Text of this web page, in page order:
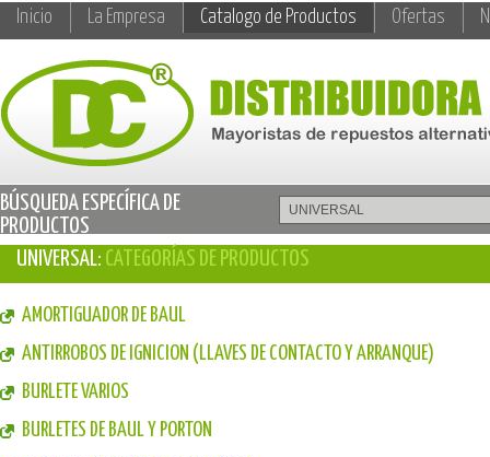
Inicio La Empresa Catalogo de Productos Ofertas
BÚSQUEDA ESPECÍFICA DE
PRODUCTOS
UNIVERSAL: CATEGORÍAS DE PRODUCTOS
AMORTIGUADOR DE BAUL
ANTIRROBOS DE IGNICION (LLAVES DE CONTACTO Y ARRANQUE)
BURLETE VARIOS
BURLETES DE BAUL Y PORTON